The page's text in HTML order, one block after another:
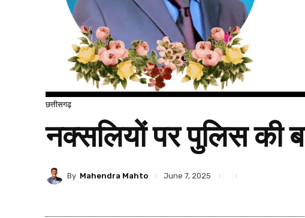
छत्तीसगढ़
नक्सलियों पर पुलिस की
By Mahendra Mahto June 7, 2025